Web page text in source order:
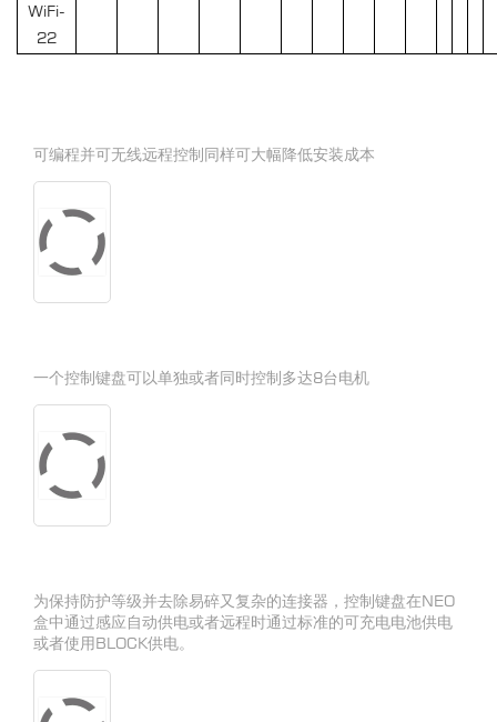
WiFi-
22
可编程并可无线远程控制同样可大幅降低安装成本
一个控制键盘可以单独或者同时控制多达8台电机
为保持防护等级并去除易碎又复杂的连接器，控制键盘在NEO
盒中通过感应自动供电或者远程时通过标准的可充电电池供电
或者使用BLOCK供电。